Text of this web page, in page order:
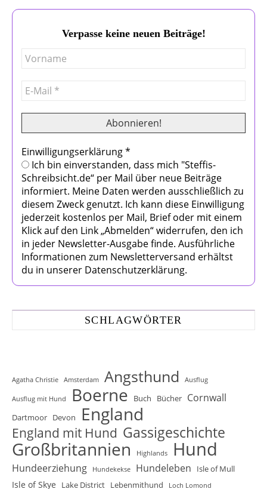
Verpasse keine neuen Beiträge!
Einwilligungserklärung*
Ich bin einverstanden, dass mich "Steffis-
Schreibsicht.de“ per Mail über neue Beiträge
informiert. Meine Daten werden ausschließlich zu
diesem Zweck genutzt. Ich kann diese Einwilligung
jederzeit kostenlos per Mail, Brief oder mit einem
Klick auf den Link „Abmelden“ widerrufen, den ich
in jeder Newsletter-Ausgabe finde. Ausführliche
Informationen zum Newsletterversand erhältst
du in unserer Datenschutzerklärung.
SCHLAGWÖRTER
Agatha Christie Amsterdam Angsthund Ausflug
Ausflug mit Hund Boerne Buch Bücher Cornwall
Dartmoor Devon England
England mit Hund Gassigeschichte
Großbritannien Highlands Hund
Hundeerziehung Hundekekse Hundeleben Isle of Mull
Isle of Skye Lake District Lebenmithund Loch Lomond